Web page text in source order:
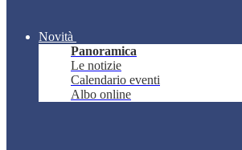
Novità
Panoramica
Le notizie
Calendario eventi
Albo online